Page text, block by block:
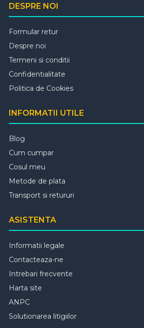
DESPRE NOI
Formular retur
Despre noi
Termeni si conditii
Confidentialitate
Politica de Cookies
INFORMATII UTILE
Blog
Cum cumpar
Cosul meu
Metode de plata
Transport si retururi
ASISTENTA
Informatii legale
Contacteaza-ne
Intrebari frecvente
Harta site
ANPC
Solutionarea litigiilor